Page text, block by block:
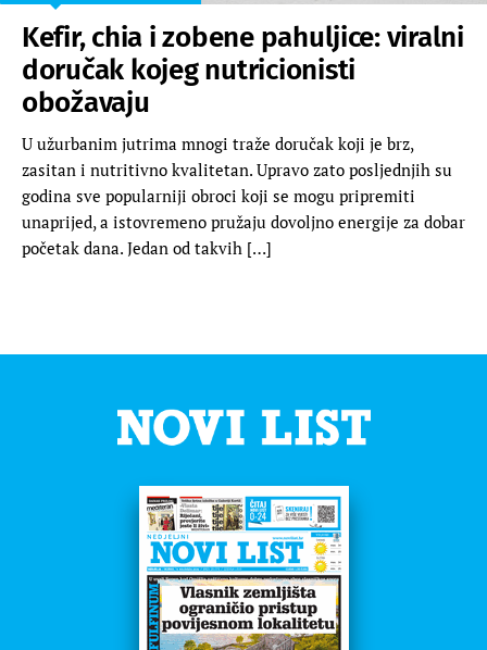
Kefir, chia i zobene pahuljice: viralni
doručak kojeg nutricionisti
obožavaju
U užurbanim jutrima mnogi traže doručak koji je brz,
zasitan i nutritivno kvalitetan. Upravo zato posljednjih su
godina sve popularniji obroci koji se mogu pripremiti
unaprijed, a istovremeno pružaju dovoljno energije za dobar
početak dana. Jedan od takvih […]